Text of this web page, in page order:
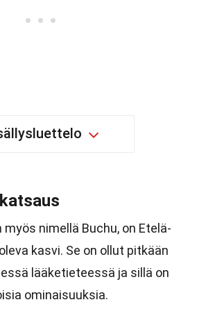
nimellä Buchu, on Etelä-
kasvi. Se on ollut pitkään
lääketieteessä ja sillä on
ominaisuuksia.